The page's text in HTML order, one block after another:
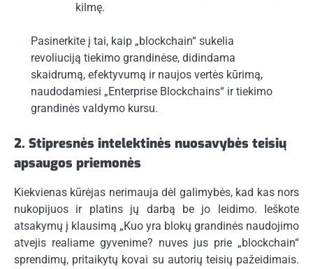
kilmę.
Pasinerkite į tai, kaip „blockchain“ sukelia
revoliuciją tiekimo grandinėse, didindama
skaidrumą, efektyvumą ir naujos vertės kūrimą,
naudodamiesi „Enterprise Blockchains“ ir tiekimo
grandinės valdymo kursu.
2. Stipresnės intelektinės nuosavybės teisių
apsaugos priemonės
Kiekvienas kūrėjas nerimauja dėl galimybės, kad kas nors
nukopijuos ir platins jų darbą be jo leidimo. Ieškote
atsakymų į klausimą „Kuo yra blokų grandinės naudojimo
atvejis realiame gyvenime? nuves jus prie „blockchain“
sprendimų, pritaikytų kovai su autorių teisių pažeidimais.